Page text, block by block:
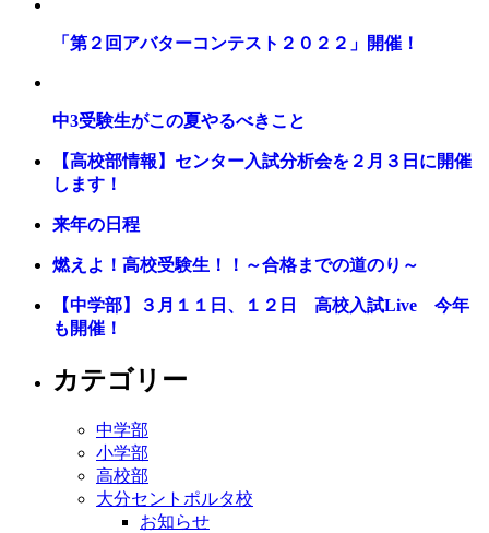
「第２回アバターコンテスト２０２２」開催！
中3受験生がこの夏やるべきこと
【高校部情報】センター入試分析会を２月３日に開催
します！
来年の日程
燃えよ！高校受験生！！～合格までの道のり～
【中学部】３月１１日、１２日 高校入試Live 今年
も開催！
カテゴリー
中学部
小学部
高校部
大分セントポルタ校
お知らせ